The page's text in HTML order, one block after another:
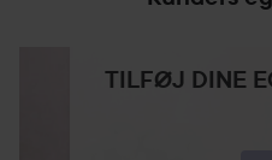
TILFØJ DINE